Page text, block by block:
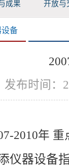
成果 开放与
备
发布时间
2010年
仪器设备